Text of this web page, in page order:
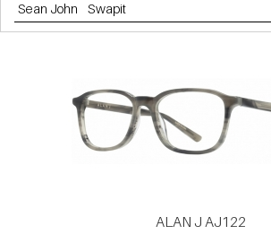
Sean John
Swapit
ALAN J AJ122